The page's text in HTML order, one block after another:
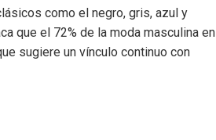
como el negro, gris, azul y
que el 72% de la moda masculina en
sugiere un vínculo continuo con